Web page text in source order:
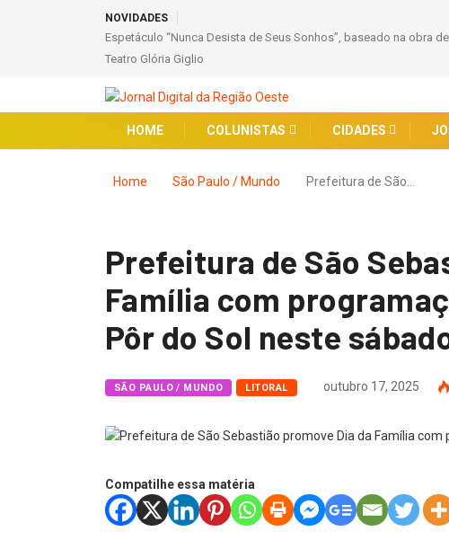
NOVIDADES
Espetáculo “Nunca Desista de Seus Sonhos”, baseado na obra
Teatro Glória Giglio
HOME COLUNISTAS CIDADES
Home São Paulo / Mundo Prefeitura de São…
Prefeitura de São
Família com
Pôr do Sol neste
SÃO PAULO / MUNDO LITORAL outubro 17, 2025
Compatilhe essa matéria